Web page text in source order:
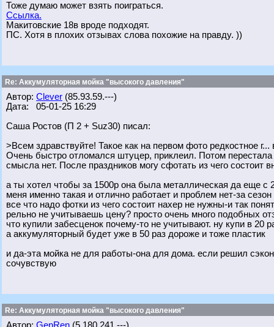
Тоже думаю может взять поиграться.
Ссылка.
Макитовские 18в вроде подходят.
ПС. Хотя в плохих отзывах слова похожие на правду. ))
Re: Аккумуляторная мойка "высокого давления"
Автор: Clever (85.93.59.---)
Дата: 05-01-25 16:29
Саша Ростов (П 2 + Suz30) писал:
>Всем здравствуйте! Такое как на первом фото редкостное
Очень быстро отломался штуцер, приклеил. Потом
смысла нет. После праздников могу сфотать из чего состоит
а ты хотел чтобы за 1500р она была металлическая да еще
меня именно такая и отлично работает и проблем нет-за
все что надо фотки из чего состоит нахер не нужны-и так
рельно не учитываешь цену? просто очень много подобных
что купили забесценок почему-то не учитывают. ну купи в 20
а аккумуляторный будет уже в 50 раз дороже и тоже пластик
и да-эта мойка не для работы-она для дома. если решил
сочувствую
Re: Аккумуляторная мойка "высокого давления"